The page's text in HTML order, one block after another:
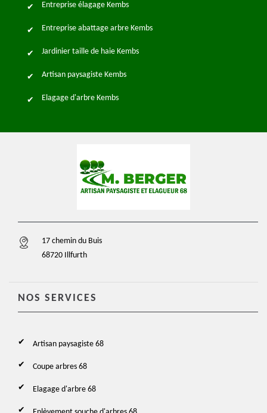
Entreprise élagage Kembs
Entreprise abattage arbre Kembs
Jardinier taille de haie Kembs
Artisan paysagiste Kembs
Elagage d'arbre Kembs
17 chemin du Buis
68720 Illfurth
NOS SERVICES
Artisan paysagiste 68
Coupe arbres 68
Elagage d'arbre 68